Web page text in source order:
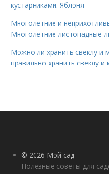
кустарниками. Яблоня
Многолетние и
Многолетние листопадные
Можно ли хранить свеклу и
правильно хранить свеклу и
© 2026 Мой сад
Полезные советы для